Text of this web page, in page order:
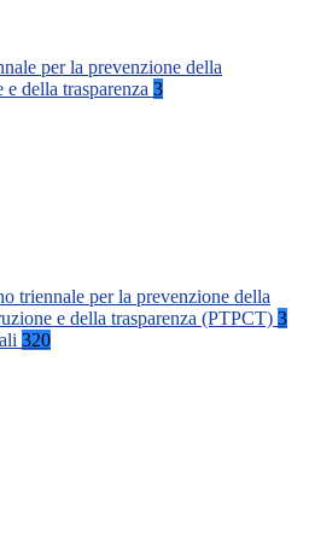
per la prevenzione della
e della trasparenza 3
triennale per la prevenzione della
e della trasparenza (PTPCT) 3
320